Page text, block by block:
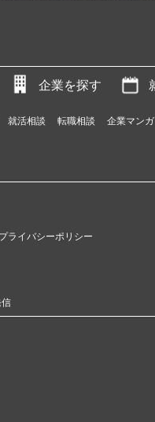
企業を探す
就活相談 転職相談 企業マンガ
プライバシーポリシー